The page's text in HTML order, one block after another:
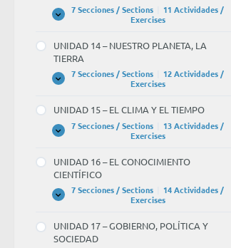
MÓVIL
Expandir
UNIDAD
INTERNET
Y
NUEVAS
TECNOLOGÍAS
7 Secciones / Sections
11 Actividades /
Exercises
UNIDAD 14 – NUESTRO PLANETA, LA
TIERRA
Expandir
UNIDAD
NUESTRO
PLANETA,
LA
7 Secciones / Sections
12 Actividades /
Exercises
UNIDAD 15 – EL CLIMA Y EL TIEMPO
Expandir
UNIDAD
EL
CLIMA
EL
TIEMPO
7 Secciones / Sections
13 Actividades /
Exercises
UNIDAD 16 – EL CONOCIMIENTO
CIENTÍFICO
Expandir
UNIDAD
EL
CONOCIMIENTO
7 Secciones / Sections
14 Actividades /
Exercises
UNIDAD 17 – GOBIERNO, POLÍTICA Y
SOCIEDAD